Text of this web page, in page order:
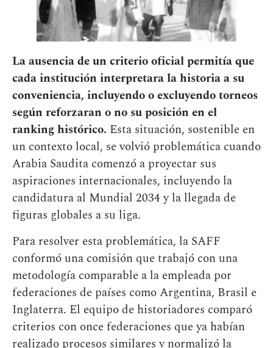
La ausencia de un criterio oficial permitía que
cada institución interpretara la historia a su
conveniencia, incluyendo o excluyendo torneos
según reforzaran o no su posición en el
ranking histórico. Esta situación, sostenible en
un contexto local, se volvió problemática cuando
Arabia Saudita comenzó a proyectar sus
aspiraciones internacionales, incluyendo la
candidatura al Mundial 2034 y la llegada de
figuras globales a su liga.
Para resolver esta problemática, la SAFF
conformó una comisión que trabajó con una
metodología comparable a la empleada por
federaciones de países como Argentina, Brasil e
Inglaterra. El equipo de historiadores comparó
criterios con once federaciones que ya habían
realizado procesos similares y normalizó la